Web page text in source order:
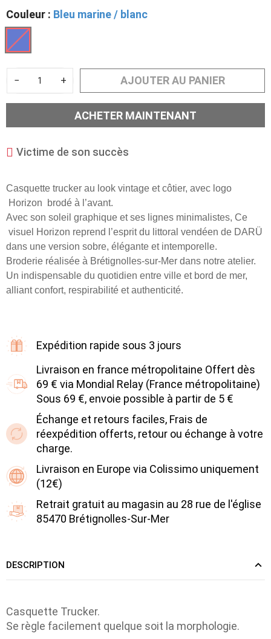
Casquette trucker au look vintage et côtier, avec logo
Horizon brodé à l’avant.
Avec son soleil graphique et ses lignes minimalistes, Ce
visuel Horizon reprend l’esprit du littoral vendéen de DARÜ
dans une version sobre, élégante et intemporelle.
Broderie réalisée à Brétignolles-sur-Mer dans notre atelier.
Un indispensable du quotidien entre ville et bord de mer,
alliant confort, respirabilité et authenticité.
Couleur : Bleu marine / blanc
− + AJOUTER AU PANIER
ACHETER MAINTENANT
Victime de son succès
Expédition rapide sous 3 jours
Livraison en france métropolitaine Offert dès
69 € via Mondial Relay (France métropolitaine)
Sous 69 €, envoie possible à partir de 5 €
Échange et retours faciles, Frais de
réexpédition offerts, retour ou échange à votre
charge.
Livraison en Europe via Colissimo uniquement
(12€)
Retrait gratuit au magasin au 28 rue de l'église
85470 Brétignolles-Sur-Mer
DESCRIPTION
Casquette Trucker.
Se règle facilement quelque soit la morphologie.